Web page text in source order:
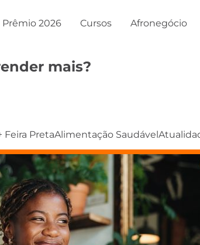
Prêmio 2026 Cursos Afronegócio
mais?
Feira PretaAlimentação Saudável